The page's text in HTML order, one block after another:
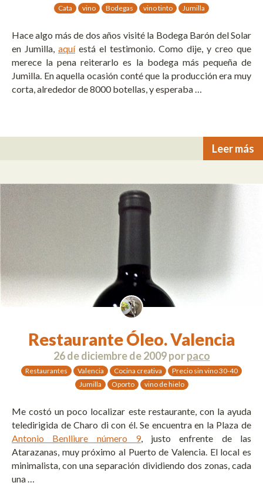
Cata vino Bodegas vino tinto Jumilla
Hace algo más de dos años visité la Bodega Barón del Solar
en Jumilla, aquíestá el testimonio. Como dije, y creo que
merece la pena reiterarlo es la bodega más pequeña de
Jumilla. En aquella ocasión conté que la producción era muy
corta, alrededor de 8000 botellas, y esperaba …
Leer más
Restaurante Óleo. Valencia
26 de diciembre de 2009porpaco
Restaurantes Valencia Cocina creativa
Precio sin vino 30-40
Jumilla
Oporto vino de hielo
Me costó un poco localizar este restaurante, con la ayuda
teledirigida de Charo di con él. Se encuentra en la Plaza de
Antonio Benlliure número 9, justo enfrente de las
Atarazanas, muy próximo al Puerto de Valencia. El local es
minimalista, con una separación dividiendo dos zonas, cada
una …